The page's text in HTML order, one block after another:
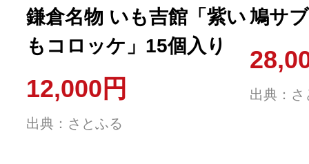
鎌倉名物 いも吉館「紫い
もコロッケ」15個入り
12,000円
出典：さとふる
鳩サ
出典：さ